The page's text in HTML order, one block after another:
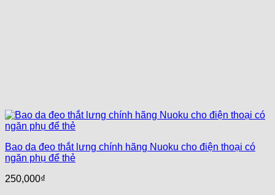
Bao da đeo thắt lưng chính hãng Nuoku cho điện thoại có
ngăn phụ để thẻ
250,000₫